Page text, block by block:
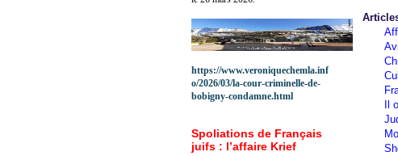
Il
https://www.veroniquechemla.inf
o/2026/03/la-cour-criminelle-de-
bobigny-condamne.html
Spoliations de Français
juifs : l’affaire Krief